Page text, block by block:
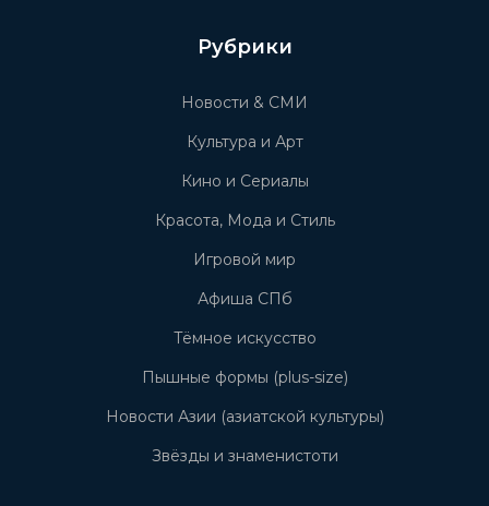
Рубрики
Новости & СМИ
Культура и Арт
Кино и Сериалы
Красота, Мода и Стиль
Игровой мир
Афиша СПб
Тёмное искусство
Пышные формы (plus-size)
Новости Азии (азиатской культуры)
Звёзды и знаменистоти